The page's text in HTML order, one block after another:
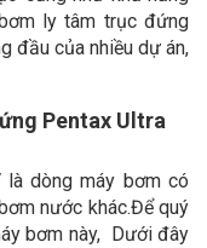
ly tâm trục đứng
đầu của nhiều dự án,
Pentax Ultra
là dòng máy bơm có
nước khác.Để quý
bơm này, Dưới đây